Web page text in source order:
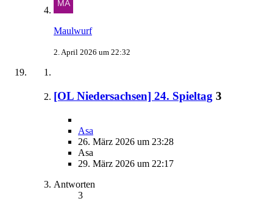
Maulwurf
2. April 2026 um 22:32
[OL Niedersachsen] 24. Spieltag 3
Asa
26. März 2026 um 23:28
Asa
29. März 2026 um 22:17
Antworten
3